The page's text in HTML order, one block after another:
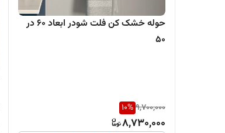
حوله خشک کن فلت شودر ابعاد 60 در
50
9,700,000
10%
8,730,000